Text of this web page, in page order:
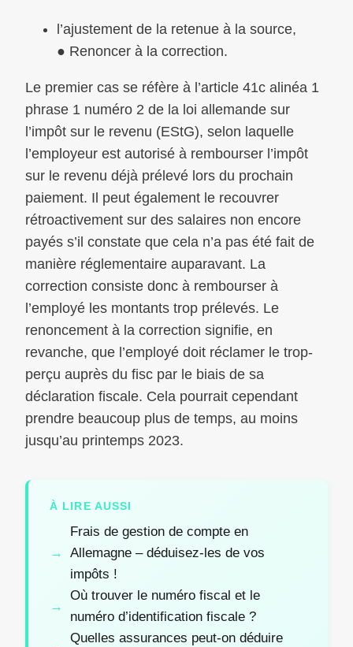
l’ajustement de la retenue à la source,
● Renoncer à la correction.
Le premier cas se réfère à l’article 41c alinéa 1
phrase 1 numéro 2 de la loi allemande sur
l’impôt sur le revenu (EStG), selon laquelle
l’employeur est autorisé à rembourser l’impôt
sur le revenu déjà prélevé lors du prochain
paiement. Il peut également le recouvrer
rétroactivement sur des salaires non encore
payés s’il constate que cela n’a pas été fait de
manière réglementaire auparavant. La
correction consiste donc à rembourser à
l’employé les montants trop prélevés. Le
renoncement à la correction signifie, en
revanche, que l’employé doit réclamer le trop-
perçu auprès du fisc par le biais de sa
déclaration fiscale. Cela pourrait cependant
prendre beaucoup plus de temps, au moins
jusqu’au printemps 2023.
À LIRE AUSSI
Frais de gestion de compte en
Allemagne – déduisez-les de vos
impôts !
Où trouver le numéro fiscal et le
numéro d’identification fiscale ?
Quelles assurances peut-on déduire